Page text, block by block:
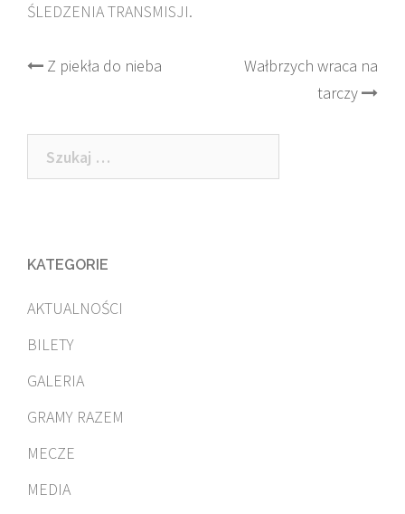
ŚLEDZENIA TRANSMISJI.
Post
Z piekła do nieba
Wałbrzych wraca na
tarczy
Szukaj:
KATEGORIE
AKTUALNOŚCI
BILETY
GALERIA
GRAMY RAZEM
MECZE
MEDIA